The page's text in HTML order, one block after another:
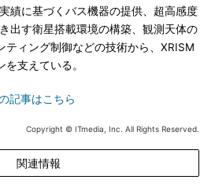
績に基づくバス機器の提供、超高感度
出す衛星搭載環境の構築、観測天体の
ティング制御などの技術から、XRISM
支えている。
記事はこちら
Copyright © ITmedia, Inc. All Rights Reserved.
関連情報